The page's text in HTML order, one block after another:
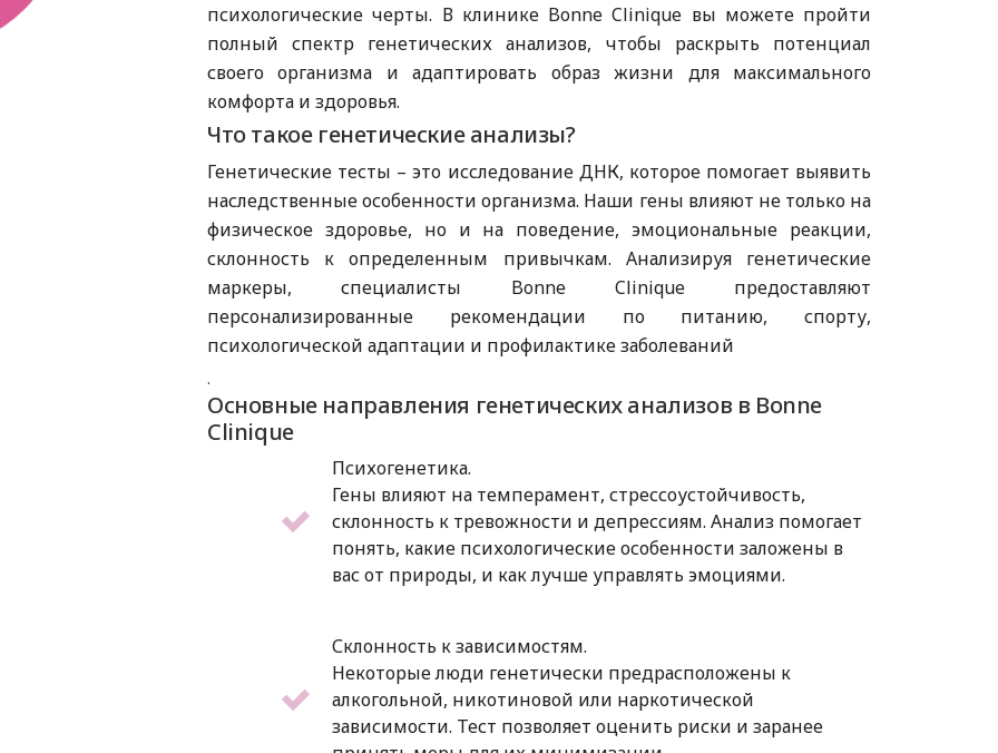
психологические черты. В клинике Bonne Clinique вы можете пройти
полный спектр генетических анализов, чтобы раскрыть потенциал
своего организма и адаптировать образ жизни для максимального
комфорта и здоровья.
Что такое генетические анализы?
Генетические тесты – это исследование ДНК, которое помогает выявить
наследственные особенности организма. Наши гены влияют не только на
физическое здоровье, но и на поведение, эмоциональные реакции,
склонность к определенным привычкам. Анализируя генетические
маркеры, специалисты Bonne Clinique предоставляют
персонализированные рекомендации по питанию, спорту,
психологической адаптации и профилактике заболеваний
.
Основные направления генетических анализов в Bonne
Clinique
Психогенетика.
Гены влияют на темперамент, стрессоустойчивость,
склонность к тревожности и депрессиям. Анализ помогает
понять, какие психологические особенности заложены в
вас от природы, и как лучше управлять эмоциями.
Склонность к зависимостям.
Некоторые люди генетически предрасположены к
алкогольной, никотиновой или наркотической
зависимости. Тест позволяет оценить риски и заранее